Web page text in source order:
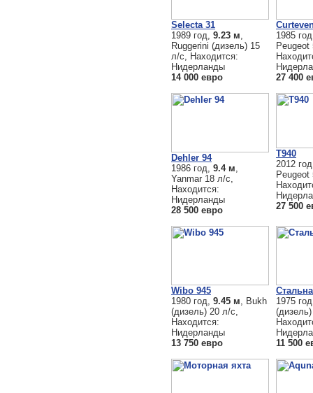
Selecta 31
1989 год, 9.23 м
Ruggerini (дизель) 15
л/с, Находится:
Нидерланды
14 000 евро
1985
Peugeot
27 400
Dehler 94
1986 год, 9.4 м
Yanmar 18 л/с,
Находится:
Нидерланды
28 500 евро
T940
2012
Peugeot
27 500
Wibo 945
1980 год, 9.45 м , Bukh
(дизель) 20 л/с,
Находится:
Нидерланды
13 750 евро
1975
11 500